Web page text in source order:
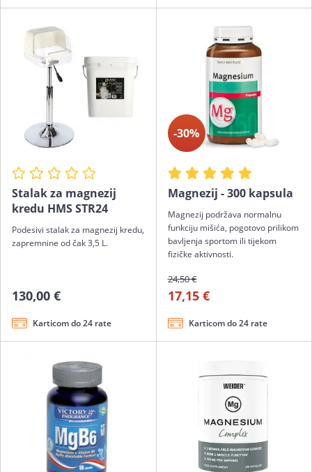
Stalak za magnezij
kredu HMS STR24
Podesivi stalak za magnezij kredu,
zapremnine od čak 3,5 L.
130,00 €
Karticom do 24 rate
-30%
Magnezij - 300 kapsula
Magnezij podržava normalnu
funkciju mišića, pogotovo prilikom
bavljenja sportom ili tijekom
fizičke aktivnosti.
24,50 €
17,15 €
Karticom do 24 rate